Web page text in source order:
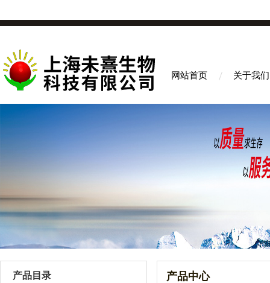
网站首页 关于我们
产品目录 产品中心